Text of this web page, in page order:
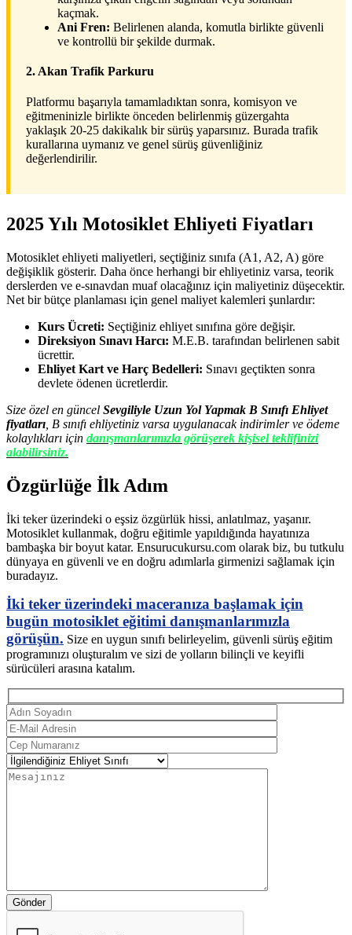
kaçmak.
Ani Fren: Belirlenen alanda, komutla birlikte güvenli
ve kontrollü bir şekilde durmak.
2. Akan Trafik Parkuru
Platformu başarıyla tamamladıktan sonra, komisyon ve
eğitmeninizle birlikte önceden belirlenmiş güzergahta
yaklaşık 20-25 dakikalık bir sürüş yaparsınız. Burada trafik
kurallarına uymanız ve genel sürüş güvenliğiniz
değerlendirilir.
2025 Yılı Motosiklet Ehliyeti Fiyatları
Motosiklet ehliyeti maliyetleri, seçtiğiniz sınıfa (A1, A2, A) göre
değişiklik gösterir. Daha önce herhangi bir ehliyetiniz varsa, teorik
derslerden ve e-sınavdan muaf olacağınız için maliyetiniz düşecektir.
Net bir bütçe planlaması için genel maliyet kalemleri şunlardır:
Kurs Ücreti: Seçtiğiniz ehliyet sınıfına göre değişir.
Direksiyon Sınavı Harcı: M.E.B. tarafından belirlenen sabit
ücrettir.
Ehliyet Kart ve Harç Bedelleri: Sınavı geçtikten sonra
devlete ödenen ücretlerdir.
Size özel en güncel Sevgiliyle Uzun Yol Yapmak B Sınıfı Ehliyet
fiyatları , B sınıfı ehliyetiniz varsa uygulanacak indirimler ve ödeme
kolaylıkları için danışmanlarımızla görüşerek kişisel teklifinizi
alabilirsiniz.
Özgürlüğe İlk Adım
İki teker üzerindeki o eşsiz özgürlük hissi, anlatılmaz, yaşanır.
Motosiklet kullanmak, doğru eğitimle yapıldığında hayatınıza
bambaşka bir boyut katar. Ensurucukursu.com olarak biz, bu tutkulu
dünyaya en güvenli ve en doğru adımlarla girmenizi sağlamak için
buradayız.
İki teker üzerindeki maceranıza başlamak için
bugün motosiklet eğitimi danışmanlarımızla
görüşün. Size en uygun sınıfı belirleyelim, güvenli sürüş eğitim
programınızı oluşturalım ve sizi de yolların bilinçli ve keyifli
sürücüleri arasına katalım.
Gönder